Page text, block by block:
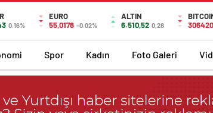
0.16%
EURO
55,0178 -0.02%
ALTIN
6.510,52 0,28
Spor Kadın Foto Galeri